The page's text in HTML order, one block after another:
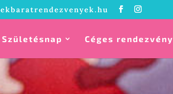
Születésnap Céges rendezvény